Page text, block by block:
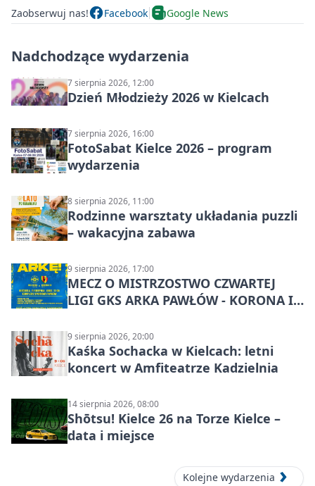
Zaobserwuj nas! Facebook Google News
Nadchodzące wydarzenia
7 sierpnia 2026, 12:00
Dzień Młodzieży 2026 w Kielcach
7 sierpnia 2026, 16:00
FotoSabat Kielce 2026 – program
wydarzenia
8 sierpnia 2026, 11:00
Rodzinne warsztaty układania puzzli
– wakacyjna zabawa
9 sierpnia 2026, 17:00
MECZ O MISTRZOSTWO CZWARTEJ
LIGI GKS ARKA PAWŁÓW - KORONA III
9 sierpnia 2026, 20:00
Kaśka Sochacka w Kielcach: letni
koncert w Amfiteatrze Kadzielnia
14 sierpnia 2026, 08:00
Shōtsu! Kielce 26 na Torze Kielce –
data i miejsce
Kolejne wydarzenia